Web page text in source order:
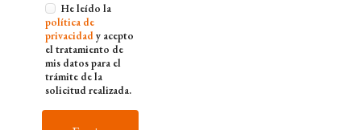
He leído la
política de
privacidady acepto
el tratamiento de
mis datos para el
trámite de la
solicitud realizada.